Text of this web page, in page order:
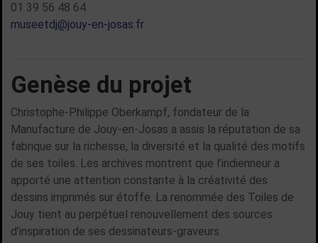
01 39 56 48 64
museetdj@jouy-en-josas.fr
Genèse du projet
Christophe-Philippe Oberkampf, fondateur de la
Manufacture de Jouy-en-Josas a assis la réputation de sa
fabrique sur la richesse, la diversité et la qualité des motifs
de ses toiles. Les archives montrent que l’indienneur a
apporté une attention constante à la créativité des
dessins imprimés sur étoffe. La renommée des Toiles de
Jouy tient au perpétuel renouvellement des sources
d’inspiration de ses dessinateurs-graveurs.